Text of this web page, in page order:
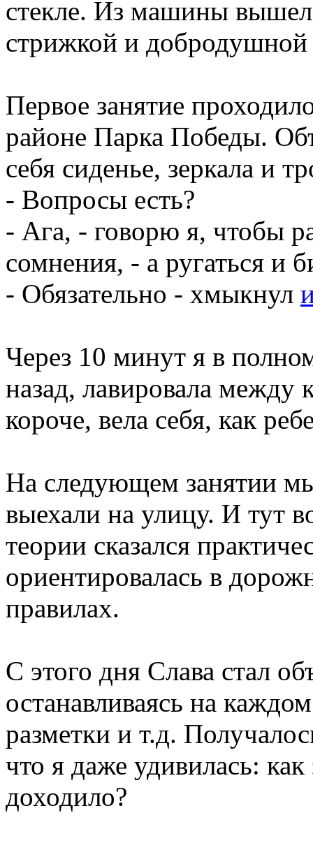
стекле. Из машины
стрижкой и
Первое занятие
районе Парка Победы.
себя сиденье, зеркала и
- Вопросы есть?
- Ага, - говорю я, чтобы
сомнения, - а ругаться и
- Обязательно - хмыкнул
Через 10 минут я в
назад, лавировала между
короче, вела себя, как
На следующем занятии
выехали на улицу. И тут
теории сказался
ориентировалась в
правилах.
С этого дня Слава стал
останавливаясь на
разметки и т.д.
что я даже удивилась:
доходило?